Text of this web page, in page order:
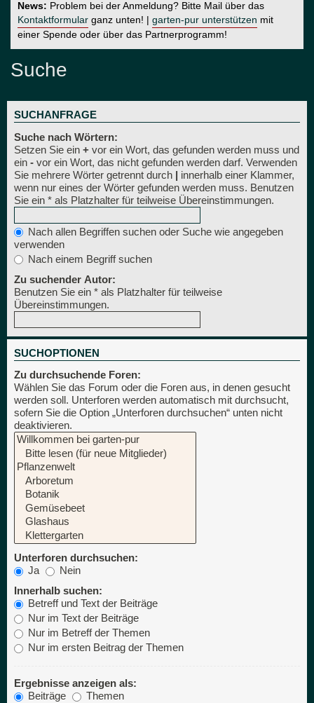
News: Problem bei der Anmeldung? Bitte Mail über das
Kontaktformular ganz unten! | garten-pur unterstützen mit
einer Spende oder über das Partnerprogramm!
Suche
SUCHANFRAGE
Suche nach Wörtern:
Setzen Sie ein + vor ein Wort, das gefunden werden muss und
ein - vor ein Wort, das nicht gefunden werden darf. Verwenden
Sie mehrere Wörter getrennt durch | innerhalb einer Klammer,
wenn nur eines der Wörter gefunden werden muss. Benutzen
Sie ein * als Platzhalter für teilweise Übereinstimmungen.
Nach allen Begriffen suchen oder Suche wie angegeben
verwenden
Nach einem Begriff suchen
Zu suchender Autor:
Benutzen Sie ein * als Platzhalter für teilweise
Übereinstimmungen.
SUCHOPTIONEN
Zu durchsuchende Foren:
Wählen Sie das Forum oder die Foren aus, in denen gesucht
werden soll. Unterforen werden automatisch mit durchsucht,
sofern Sie die Option „Unterforen durchsuchen“ unten nicht
deaktivieren.
Unterforen durchsuchen:
Ja
Nein
Innerhalb suchen:
Betreff und Text der Beiträge
Nur im Text der Beiträge
Nur im Betreff der Themen
Nur im ersten Beitrag der Themen
Ergebnisse anzeigen als:
Beiträge
Themen